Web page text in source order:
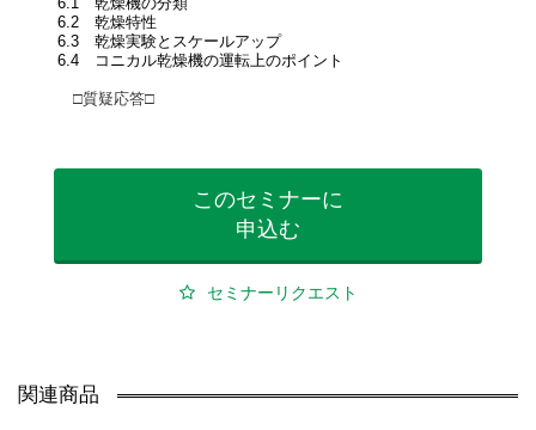
6.2 乾燥特性
6.3 乾燥実験とスケールアップ
6.4 コニカル乾燥機の運転上のポイント
□質疑応答□
このセミナーに
申込む
セミナーリクエスト
関連商品